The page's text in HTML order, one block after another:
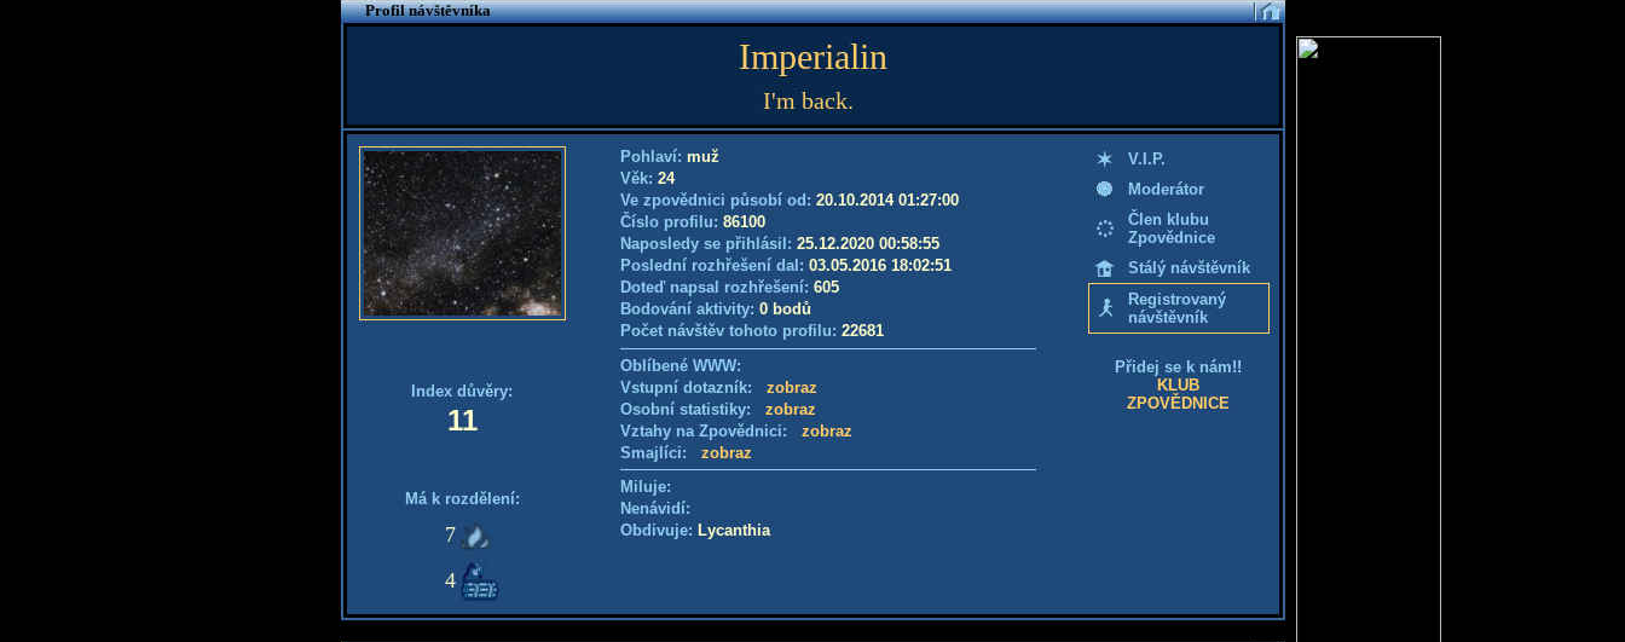
Profil návštěvníka
Imperialin
I'm back.
Index důvěry:
11
Má k rozdělení:
7
4
Pohlaví: muž
Věk: 24
Ve zpovědnici působí od: 20.10.2014 01:27:00
Číslo profilu: 86100
Naposledy se přihlásil: 25.12.2020 00:58:55
Poslední rozhřešení dal: 03.05.2016 18:02:51
Doteď napsal rozhřešení: 605
Bodování aktivity: 0 bodů
Počet návštěv tohoto profilu: 22681
Oblíbené WWW:
Vstupní dotazník: zobraz
Osobní statistiky: zobraz
Vztahy na Zpovědnici: zobraz
Smajlíci: zobraz
Miluje:
Nenávidí:
Obdivuje: Lycanthia
V.I.P.
Moderátor
Člen klubu
Zpovědnice
Stálý návštěvník
Registrovaný
návštěvník
Přidej se k nám!!
KLUB
ZPOVĚDNICE